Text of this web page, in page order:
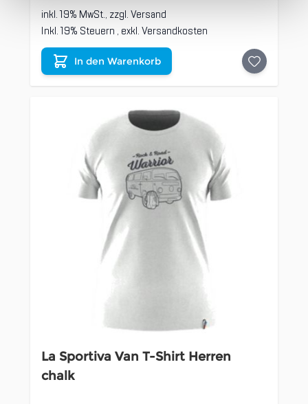
inkl. 19% MwSt., zzgl.Versand
Inkl. 19% Steuern , exkl.Versandkosten
In den Warenkorb
La Sportiva Van T-Shirt Herren
chalk